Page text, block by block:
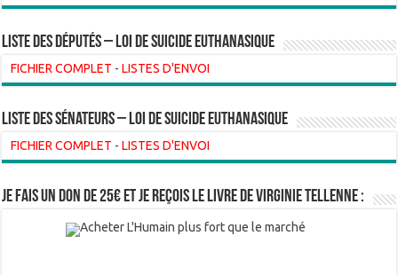
Liste des Députés – Loi de suicide euthanasique
FICHIER COMPLET -LISTES D'ENVOI
liste des sénateurs – loi de suicide euthanasique
FICHIER COMPLET -LISTES D'ENVOI
Je fais un don de 25€ et je reçois le livre de Virginie Tellenne :